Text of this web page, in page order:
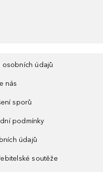
osobních údajů
nás
sporů
podmínky
údajů
soutěže